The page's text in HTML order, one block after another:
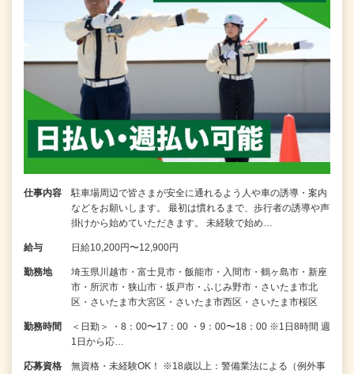
仕事内容
駐車場周辺で皆さまが安全に通れるよう人や車の誘導・案内
などをお願いします。 最初は慣れるまで、歩行者の誘導や声
掛けから始めていただきます。 未経験で始め…
給与 日給10,200円〜12,900円
勤務地
埼玉県川越市・富士見市・飯能市・入間市・鶴ヶ島市・新座
市・所沢市・狭山市・坂戸市・ふじみ野市・さいたま市北
区・さいたま市大宮区・さいたま市西区・さいたま市桜区
勤務時間
＜日勤＞ ・8：00〜17：00 ・9：00〜18：00 ※1日8時間 週
1日から応…
応募資格
無資格・未経験OK！ ※18歳以上：警備業法による（例外事